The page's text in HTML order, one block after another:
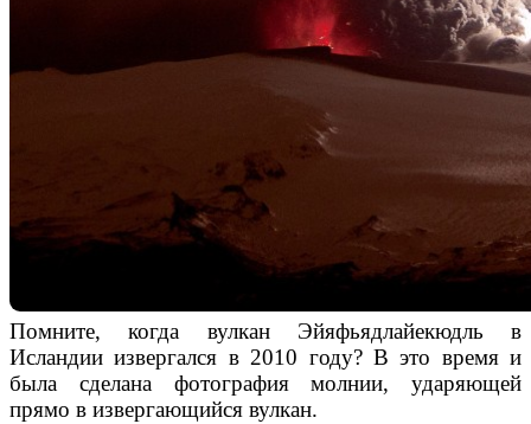
Помните, когда вулкан Эйяфьядлайекюдль
в
Исландии извергался в 2010 году?В это время и
была сделана фотография молнии, ударяющей
прямо в извергающийся вулкан.